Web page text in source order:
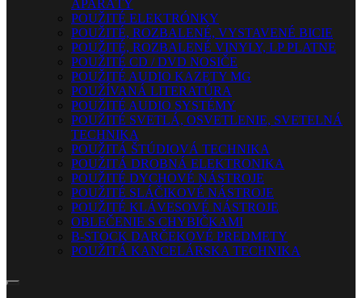
APARÁTY
POUŽITÉ ELEKTRÓNKY
POUŽITÉ, ROZBALENÉ, VYSTAVENÉ BICIE
POUŽITÉ, ROZBALENÉ VINYLY, LP PLATNE
POUŽITÉ CD / DVD NOSIČE
POUŽITÉ AUDIO KAZETY MG
POUŽÍVANÁ LITERATÚRA
POUŽITÉ AUDIO SYSTÉMY
POUŽITÉ SVETLÁ, OSVETLENIE, SVETELNÁ
TECHNIKA
POUŽITÁ ŠTÚDIOVÁ TECHNIKA
POUŽITÁ DROBNÁ ELEKTRONIKA
POUŽITÉ DYCHOVÉ NÁSTROJE
POUŽITÉ SLÁČIKOVÉ NÁSTROJE
POUŽITÉ KLÁVESOVÉ NÁSTROJE
OBLEČENIE S CHYBIČKAMI
B-STOCK DARČEKOVÉ PREDMETY
POUŽITÁ KANCELÁRSKA TECHNIKA